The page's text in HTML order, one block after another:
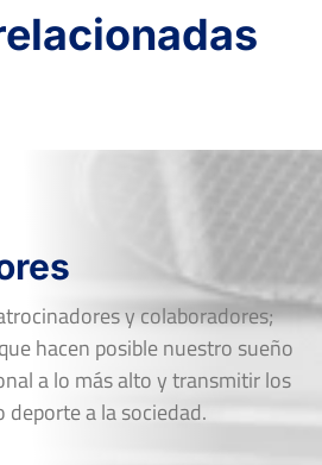
y colaboradores;
hacen posible nuestro sueño
a lo más alto y transmitir los
a la sociedad.